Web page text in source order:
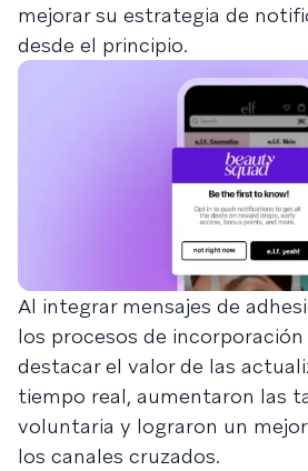
mejorar su estrategia de
desde el principio.
Al integrar mensajes de
los procesos de
destacar el valor de las
tiempo real, aumentaron las
voluntaria y lograron un
los canales cruzados.